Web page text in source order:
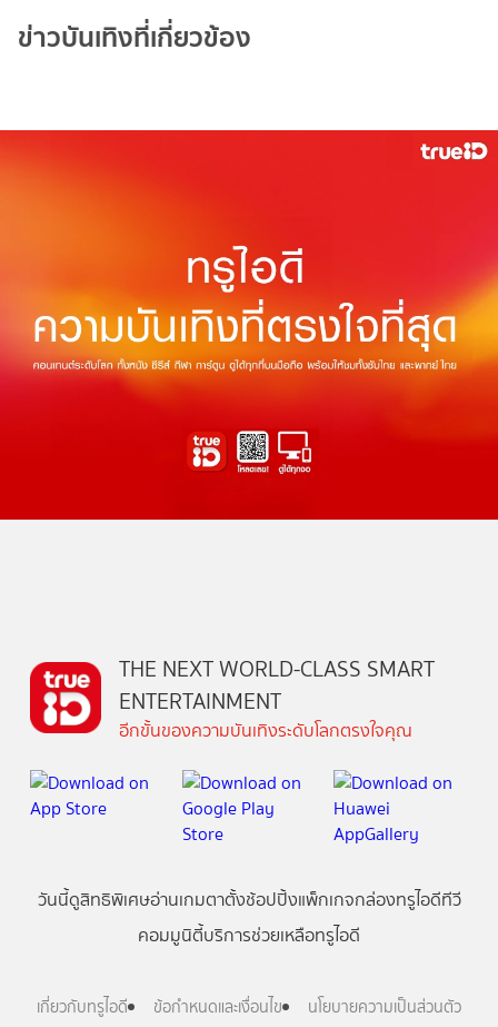
ข่าวบันเทิงที่เกี่ยวข้อง
THE NEXT WORLD-CLASS SMART
ENTERTAINMENT
อีกขั้นของความบันเทิงระดับโลกตรงใจคุณ
วันนี้ดูสิทธิพิเศษอ่านเกมตาตั้งช้อปปิ้งแพ็กเกจกล่องทรูไอดีทีวี
คอมมูนิตี้บริการช่วยเหลือทรูไอดี
เกี่ยวกับทรูไอดี ข้อกำหนดและเงื่อนไข นโยบายความเป็นส่วนตัว